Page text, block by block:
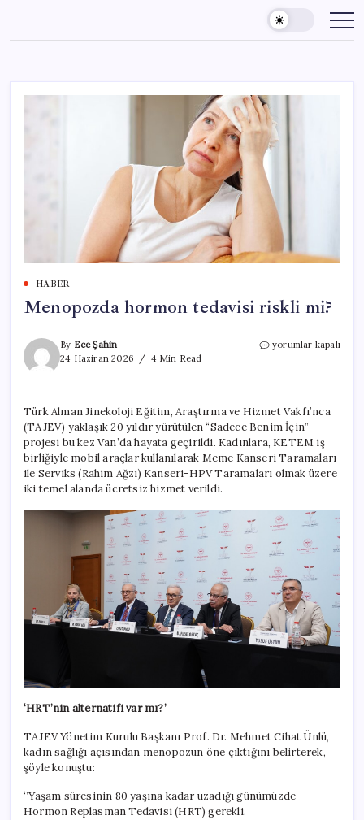
content
HABER
Menopozda hormon tedavisi riskli mi?
By Ece Şahin
24 Haziran 2026
4 Min Read
Menopozda
için
yorumlar kapalı
Türk Alman Jinekoloji Eğitim, Araştırma ve Hizmet Vakfı’nca
(TAJEV) yaklaşık 20 yıldır yürütülen “Sadece Benim İçin”
projesi bu kez Van’da hayata geçirildi. Kadınlara, KETEM iş
birliğiyle mobil araçlar kullanılarak Meme Kanseri Taramaları
ile Serviks (Rahim Ağzı) Kanseri-HPV Taramaları olmak üzere
iki temel alanda ücretsiz hizmet verildi.
‘HRT’nin alternatifi var mı?’
TAJEV Yönetim Kurulu Başkanı Prof. Dr. Mehmet Cihat Ünlü,
kadın sağlığı açısından menopozun öne çıktığını belirterek,
şöyle konuştu:
‘’Yaşam süresinin 80 yaşına kadar uzadığı günümüzde
Hormon Replasman Tedavisi (HRT) gerekli.